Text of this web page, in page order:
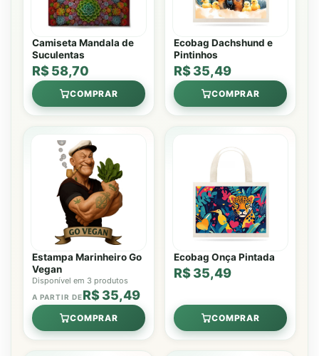
Camiseta Mandala de
Suculentas
R$ 58,70
COMPRAR
Ecobag Dachshund e
Pintinhos
R$ 35,49
COMPRAR
Estampa Marinheiro Go
Vegan
Disponível em 3 produtos
A PARTIR DER$ 35,49
COMPRAR
Ecobag Onça Pintada
R$ 35,49
COMPRAR